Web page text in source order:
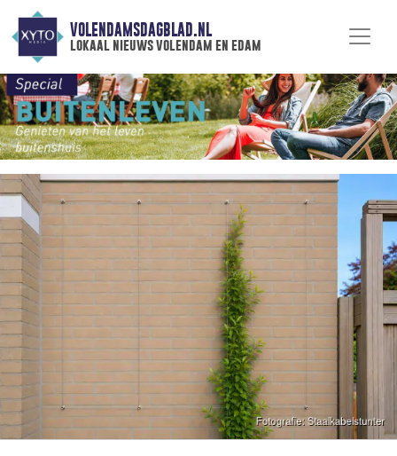
VOLENDAMSDAGBLAD.NL
lokaal nieuws volendam en edam